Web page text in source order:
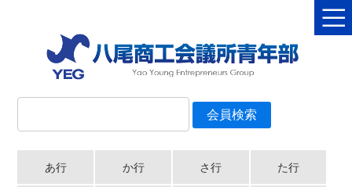
あ行 か行 さ行 た行